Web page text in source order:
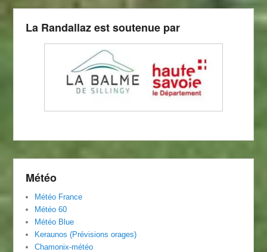
La Randallaz est soutenue par
Météo
Météo France
Météo 60
Météo Blue
Keraunos (Prévisions orages)
Chamonix-météo